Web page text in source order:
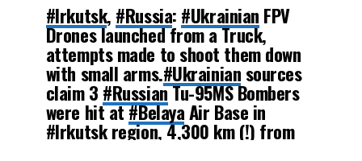
#Irkutsk, #Russia: #Ukrainian FPV
Drones launched from a Truck,
attempts made to shoot them down
with small arms.#Ukrainian sources
claim 3 #RussianTu-95MS Bombers
were hit at#BelayaAir Base in
#Irkutskregion, 4,300 km (!) from